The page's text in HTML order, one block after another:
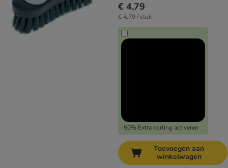
€ 4,79
€ 4,79 / stuk
-50% Extra korting activeren
Toevoegen aan
winkelwagen